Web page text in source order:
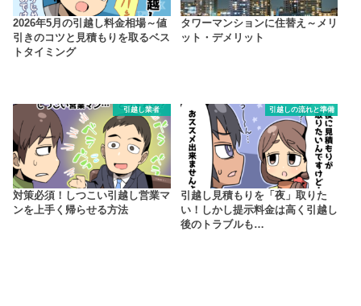
2026年5月の引越し料金相場～値
引きのコツと見積もりを取るベス
トタイミング
タワーマンションに住替え～メリ
ット・デメリット
引越し業者
対策必須！しつこい引越し営業マ
ンを上手く帰らせる方法
引越しの流れと準備
引越し見積もりを「夜」取りた
い！しかし提示料金は高く引越し
後のトラブルも…